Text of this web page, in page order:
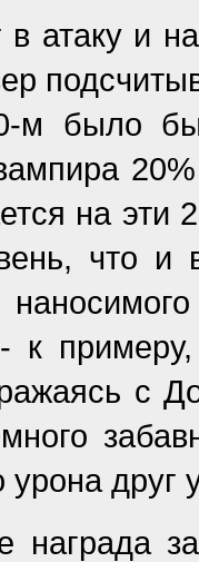
атаку и
м было
на эти
что и
с
друг
награда